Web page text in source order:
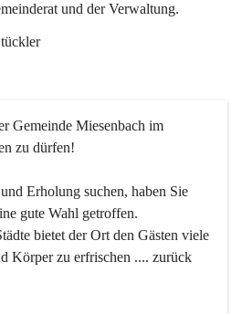
und der Verwaltung.
Gemeinde Miesenbach im
zu dürfen!
Erholung suchen, haben Sie
gute Wahl getroffen.
bietet der Ort den Gästen viele
Körper zu erfrischen .... zurück